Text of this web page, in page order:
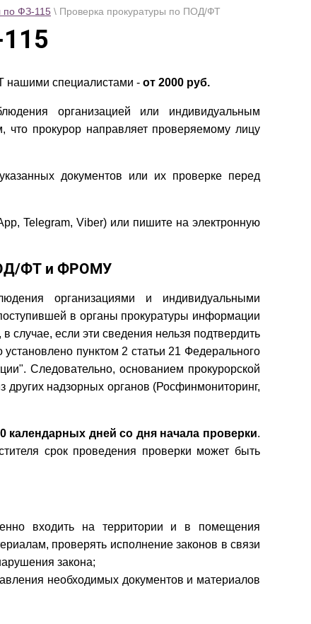
по ФЗ-115 \ Проверка прокуратуры по ПОД/ФТ
нашими специалистами - от 2000 руб.
организацией или индивидуальным
что прокурор направляет проверяемому лицу
документов или их проверке перед
Telegram, Viber) или пишите на электронную
ФТ и ФРОМУ
организациями и индивидуальными
в органы прокуратуры информации
если эти сведения нельзя подтвердить
пунктом 2 статьи 21 Федерального
Следовательно, основанием прокурорской
надзорных органов (Росфинмониторинг,
календарных дней со дня начала проверки.
срок проведения проверки может быть
входить на территории и в помещения
проверять исполнение законов в связи
закона;
необходимых документов и материалов